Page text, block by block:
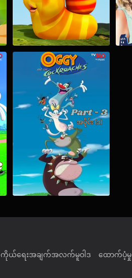
ကိုယ်ရေးအချက်အလက်မူဝါဒ ထောက်ပံ့မှု